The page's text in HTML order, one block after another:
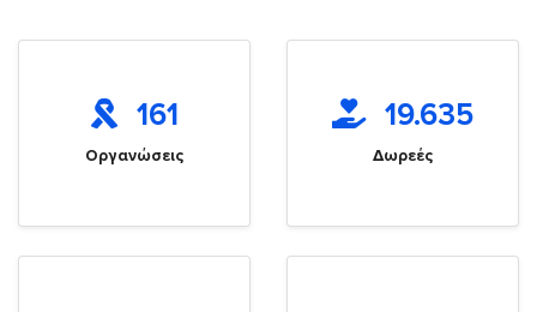
161
Οργανώσεις
19.635
Δωρεές